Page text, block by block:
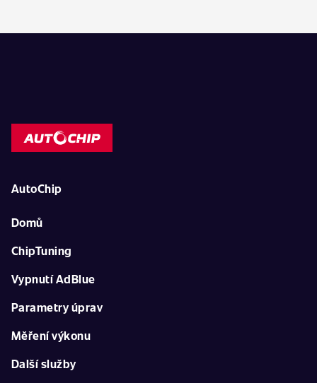
AutoChip
Domů
ChipTuning
Vypnutí AdBlue
Parametry úprav
Měření výkonu
Další služby